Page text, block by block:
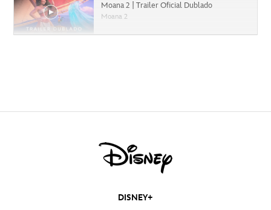
Moana 2 | Trailer Oficial Dublado
Moana 2
Dublado
Deadpool & Wolverine
Mufasa: O Rei Leão
DISNEY+